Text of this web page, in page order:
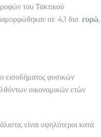
του Τακτικού
σε 4,1 δισ. ευρώ,
εισοδήματος φυσικών
οικονομικών ετών
είναι υψηλότεροι κατά